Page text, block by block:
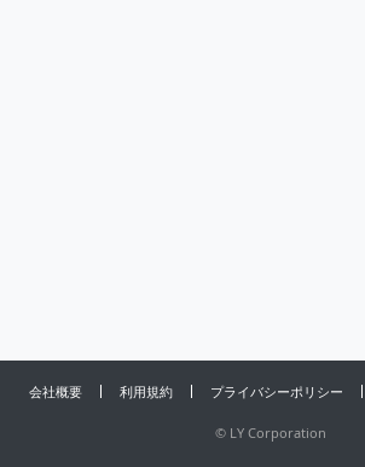
会社概要 利用規約 プライバシーポリシー
© LY Corporation